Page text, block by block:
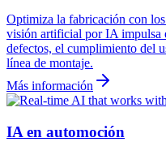
Optimiza la fabricación con
visión artificial por IA impulsa
defectos, el cumplimiento del
línea de montaje.
Más información
IA en automoción